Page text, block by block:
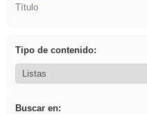
Título
Tipo de contenido:
Buscar en: